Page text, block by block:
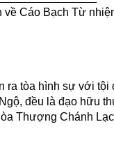
Cáo Bạch Từ
ra tòa hình sự với
đều là đạo hữu
Thượng Chánh